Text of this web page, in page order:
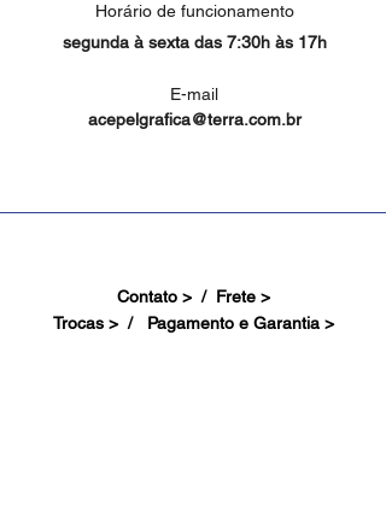
Horário de funcionamento
segunda à sexta das 7:30h às 17h
E-mail
acepelgrafica@terra.com.br
Contato > / Frete >
Trocas > / Pagamento e Garantia >